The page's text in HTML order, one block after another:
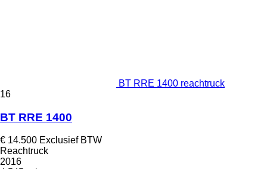
BT RRE 1400 reachtruck
16
BT RRE 1400
€ 14.500 Exclusief BTW
Reachtruck
2016